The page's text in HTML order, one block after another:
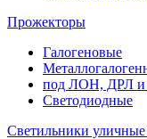
Прожекторы
Галогеновые
под ЛОН, ДРЛ и
Светодиодные
Светильники